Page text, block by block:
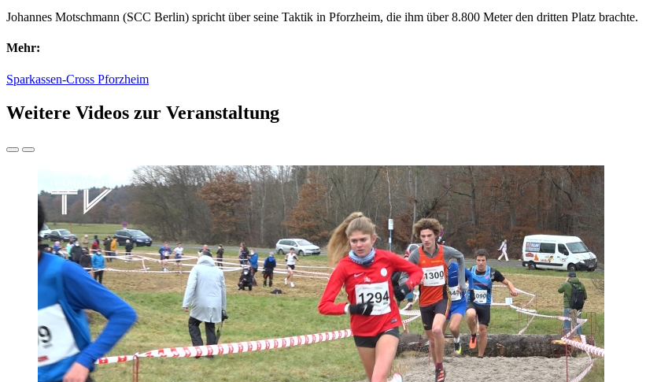
Johannes Motschmann (SCC Berlin) spricht über seine Taktik in Pforzheim, die ihm über 8.800 Meter den dritten Platz brachte.
Mehr:
Sparkassen-Cross Pforzheim
Weitere Videos zur Veranstaltung